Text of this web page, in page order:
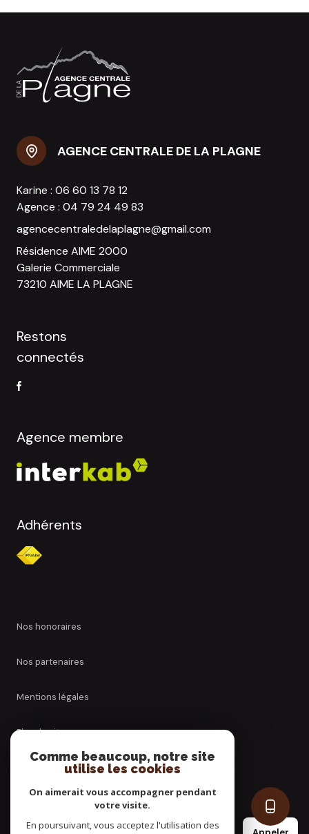
AGENCE CENTRALE DE LA PLAGNE
Karine : 06 60 13 78 12
Agence : 04 79 24 49 83
agencecentraledelaplagne@gmail.com
Résidence AIME 2000
Galerie Commerciale
73210 AIME LA PLAGNE
Restons
connectés
Agence membre
Adhérents
nos honoraires
nos partenaires
mentions légales
plan du site
Comme beaucoup, notre site
utilise les cookies
On aimerait vous accompagner pendant
votre visite.
En poursuivant, vous acceptez l'utilisation des